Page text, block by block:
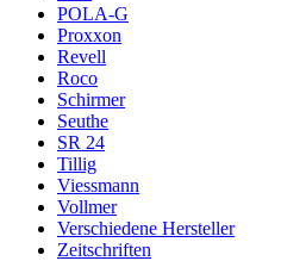
POLA-G
Proxxon
Revell
Roco
Schirmer
Seuthe
SR 24
Tillig
Viessmann
Vollmer
Verschiedene Hersteller
Zeitschriften